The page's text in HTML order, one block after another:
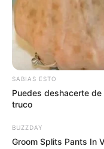
SABIAS ESTO
Puedes deshacerte
truco
BUZZDAY
Groom Splits Pants In